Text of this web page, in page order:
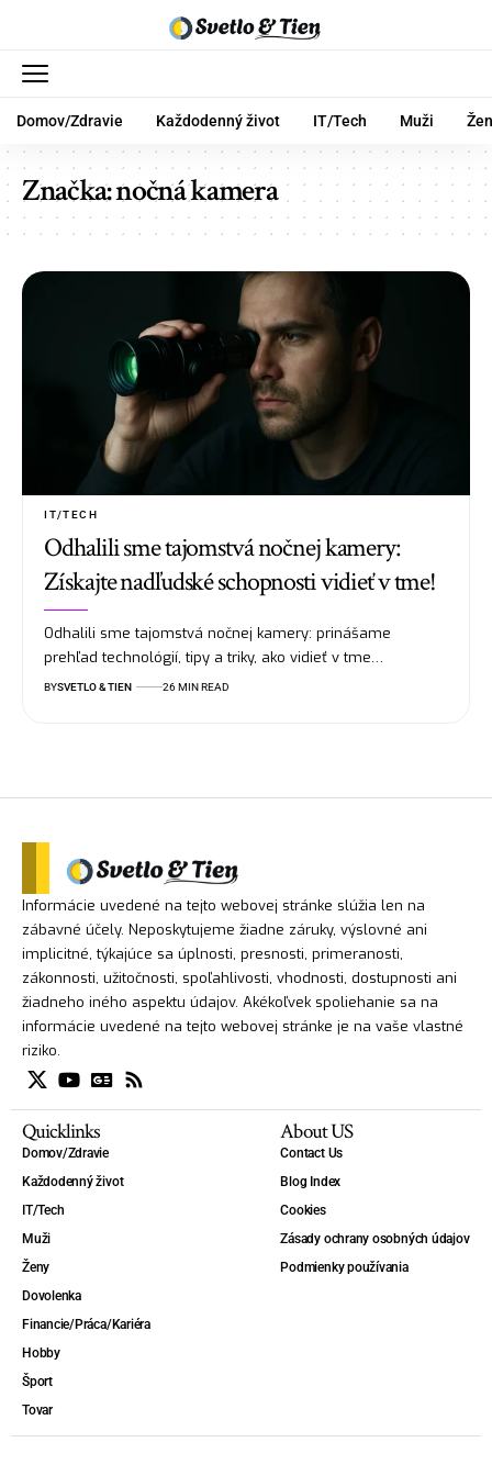
Domov/Zdravie Každodenný život IT/Tech Muži
Značka:nočná kamera
IT/TECH
Odhalili sme tajomstvá nočnej kamery:
Získajte nadľudské schopnosti vidieť v tme!
Odhalili sme tajomstvá nočnej kamery: prinášame
prehľad technológií, tipy a triky, ako vidieť v tme…
BYSVETLO & TIEN 26 MIN READ
Informácie uvedené na tejto webovej stránke slúžia len na
zábavné účely. Neposkytujeme žiadne záruky, výslovné ani
implicitné, týkajúce sa úplnosti, presnosti, primeranosti,
zákonnosti, užitočnosti, spoľahlivosti, vhodnosti, dostupnosti ani
žiadneho iného aspektu údajov. Akékoľvek spoliehanie sa na
informácie uvedené na tejto webovej stránke je na vaše vlastné
riziko.
Quicklinks
Domov/Zdravie
Každodenný život
IT/Tech
Muži
Ženy
Dovolenka
Financie/Práca/Kariéra
Hobby
Šport
Tovar
About US
Contact Us
Blog Index
Cookies
Zásady ochrany osobných údajov
Podmienky používania